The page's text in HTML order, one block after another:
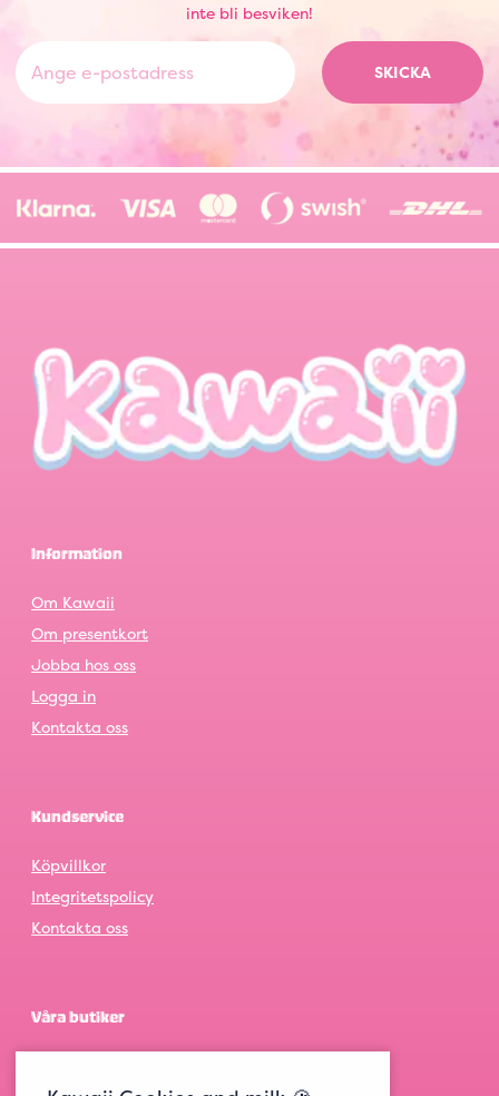
inte bli besviken!
SKICKA
Information
Om Kawaii
Om presentkort
Jobba hos oss
Logga in
Kontakta oss
Kundservice
Köpvillkor
Integritetspolicy
Kontakta oss
Våra butiker